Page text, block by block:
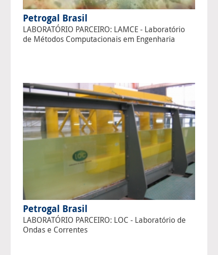
Petrogal Brasil
LABORATÓRIO PARCEIRO: LAMCE - Laboratório
de Métodos Computacionais em Engenharia
Petrogal Brasil
LABORATÓRIO PARCEIRO: LOC - Laboratório de
Ondas e Correntes